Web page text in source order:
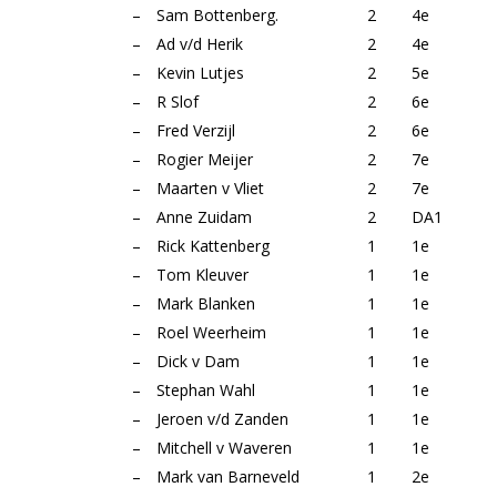
–
Sam Bottenberg. 2
4e
–
Ad v/d Herik 2
4e
–
Kevin Lutjes 2
5e
–
R Slof 2
6e
–
Fred Verzijl 2
6e
–
Rogier Meijer 2
7e
–
Maarten v Vliet 2
7e
–
Anne Zuidam 2
DA1
–
Rick Kattenberg 1
1e
–
Tom Kleuver 1
1e
–
Mark Blanken 1
1e
–
Roel Weerheim 1
1e
–
Dick v Dam 1
1e
–
Stephan Wahl 1
1e
–
Jeroen v/d Zanden 1
1e
–
Mitchell v Waveren 1
1e
–
Mark van Barneveld 1
2e